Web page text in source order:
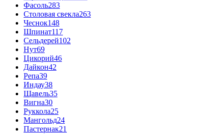
Фасоль283
Столовая свекла263
Чеснок148
Шпинат117
Сельдерей102
Нут69
Цикорий46
Дайкон42
Репа39
Индау38
Щавель35
Вигна30
Руккола25
Мангольд24
Пастернак21